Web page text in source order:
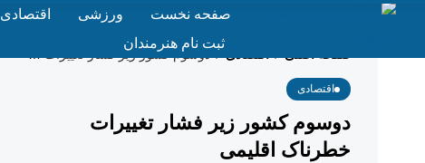
صفحه نخست ورزشی اقتصادی
ثبت نام هنرمندان
دوسوم کشور زیر فشار تغییرات خطرناک اقلیمی
اقتصادی
دوسوم کشور زیر فشار تغییرات
خطرناک اقلیمی